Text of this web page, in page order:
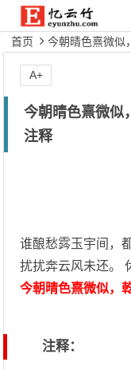
首页 今朝晴色熹微似
今朝晴色熹微似
注释
谁酿愁霠玉宇间，
扰扰奔云风未还。
今朝晴色熹微似，
注释：
A+